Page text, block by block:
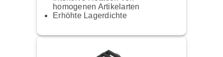
homogenen Artikelarten
Erhöhte Lagerdichte